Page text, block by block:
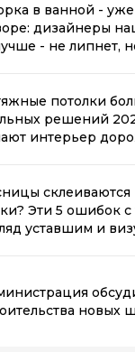
в ванной -
дизайнеры
- не липнет,
потолки
решений
интерьер
склеиваются
Эти 5 ошибок
уставшим и
новых